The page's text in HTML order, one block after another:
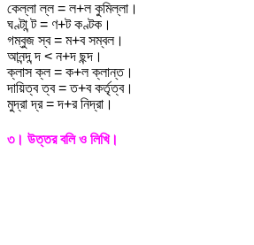
কেল্লা ল্ল = ল+ল কুমিল্লা।
ঘণ্টা ন্ট = ণ+ট কণ্টক।
গম্বুজ স্ব = ম+ব সম্বল।
আনন্দ ন্দ < ন+দ ছন্দ।
ক্লাস ক্ল = ক+ল ক্লান্ত।
দায়িত্ব ত্ব = ত+ব কর্তৃত্ব।
মুদ্রা দ্র = দ+র নিদ্রা।
৩। উত্তর বলি ও লিখি।